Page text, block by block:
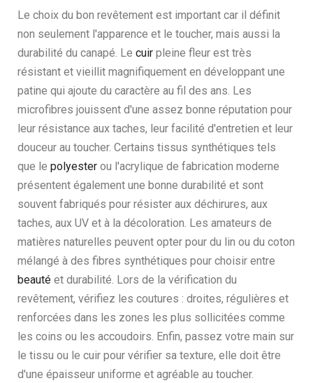
Le choix du bon revêtement est important car il définit
non seulement l'apparence et le toucher, mais aussi la
durabilité du canapé. Le cuir pleine fleur est très
résistant et vieillit magnifiquement en développant une
patine qui ajoute du caractère au fil des ans. Les
microfibres jouissent d'une assez bonne réputation pour
leur résistance aux taches, leur facilité d'entretien et leur
douceur au toucher. Certains tissus synthétiques tels
que le polyester ou l'acrylique de fabrication moderne
présentent également une bonne durabilité et sont
souvent fabriqués pour résister aux déchirures, aux
taches, aux UV et à la décoloration. Les amateurs de
matières naturelles peuvent opter pour du lin ou du coton
mélangé à des fibres synthétiques pour choisir entre
beauté et durabilité. Lors de la vérification du
revêtement, vérifiez les coutures : droites, régulières et
renforcées dans les zones les plus sollicitées comme
les coins ou les accoudoirs. Enfin, passez votre main sur
le tissu ou le cuir pour vérifier sa texture, elle doit être
d'une épaisseur uniforme et agréable au toucher.